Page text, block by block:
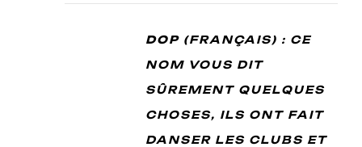
DOP (FRANÇAIS) : CE
NOM VOUS DIT
SÛREMENT QUELQUES
CHOSES, ILS ONT FAIT
DANSER LES CLUBS ET